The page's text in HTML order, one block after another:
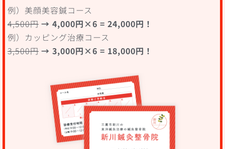
例）美顔美容鍼コース
4,500円 → 4,000円×6 = 24,000円！
例）カッピング治療コース
3,500円 → 3,000円×6 = 18,000円！